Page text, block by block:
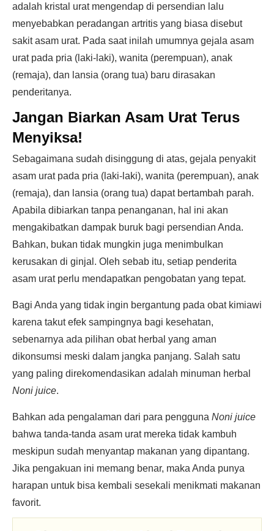
adalah kristal urat mengendap di persendian lalu
menyebabkan peradangan artritis yang biasa disebut
sakit asam urat. Pada saat inilah umumnya gejala asam
urat pada pria (laki-laki), wanita (perempuan), anak
(remaja), dan lansia (orang tua) baru dirasakan
penderitanya.
Jangan Biarkan Asam Urat Terus
Menyiksa!
Sebagaimana sudah disinggung di atas, gejala penyakit
asam urat pada pria (laki-laki), wanita (perempuan), anak
(remaja), dan lansia (orang tua) dapat bertambah parah.
Apabila dibiarkan tanpa penanganan, hal ini akan
mengakibatkan dampak buruk bagi persendian Anda.
Bahkan, bukan tidak mungkin juga menimbulkan
kerusakan di ginjal. Oleh sebab itu, setiap penderita
asam urat perlu mendapatkan pengobatan yang tepat.
Bagi Anda yang tidak ingin bergantung pada obat kimiawi
karena takut efek sampingnya bagi kesehatan,
sebenarnya ada pilihan obat herbal yang aman
dikonsumsi meski dalam jangka panjang. Salah satu
yang paling direkomendasikan adalah minuman herbal
Noni juice.
Bahkan ada pengalaman dari para pengguna Noni juice
bahwa tanda-tanda asam urat mereka tidak kambuh
meskipun sudah menyantap makanan yang dipantang.
Jika pengakuan ini memang benar, maka Anda punya
harapan untuk bisa kembali sesekali menikmati makanan
favorit.